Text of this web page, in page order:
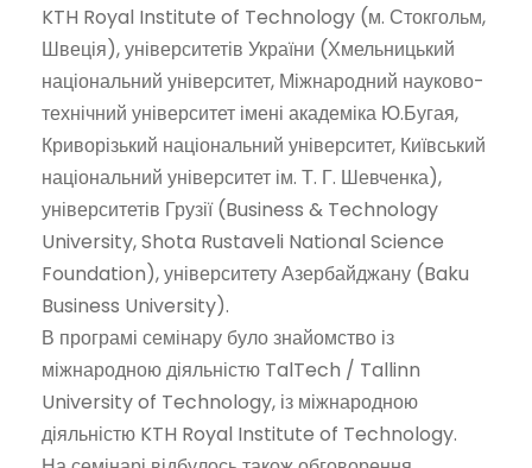
KTH Royal Institute of Technology (м. Стокгольм,
Швеція), університетів України (Хмельницький
національний університет, Міжнародний науково-
технічний університет імені академіка Ю.Бугая,
Криворізький національний університет, Київський
національний університет ім. Т. Г. Шевченка),
університетів Грузії (Business & Technology
University, Shota Rustaveli National Science
Foundation), університету Азербайджану (Baku
Business University).
В програмі семінару було знайомство із
міжнародною діяльністю TalTech / Tallinn
University of Technology, із міжнародною
діяльністю KTH Royal Institute of Technology.